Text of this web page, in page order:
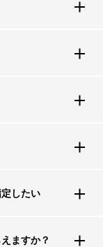
したい
ますか？